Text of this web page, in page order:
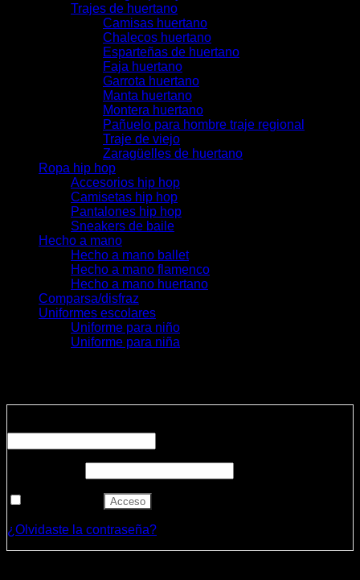
Trajes de huertano
Camisas huertano
Chalecos huertano
Esparteñas de huertano
Faja huertano
Garrota huertano
Manta huertano
Montera huertano
Pañuelo para hombre traje regional
Traje de viejo
Zaragüelles de huertano
Ropa hip hop
Accesorios hip hop
Camisetas hip hop
Pantalones hip hop
Sneakers de baile
Hecho a mano
Hecho a mano ballet
Hecho a mano flamenco
Hecho a mano huertano
Comparsa/disfraz
Uniformes escolares
Uniforme para niño
Uniforme para niña
Acceso
¿Olvidaste la contraseña?